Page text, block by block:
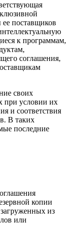
поставщиков
к программам,
соглашения,
своих
при условии их
и соответствия
В таких
последние
копии
из
или